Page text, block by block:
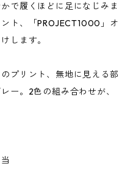
で履くほどに足になじみま
ト、「PROJECT1000」オ
します。
プリント、無地に見える部
ー。2色の組み合わせが、